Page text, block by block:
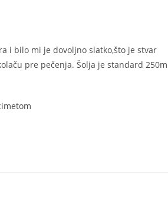
i bilo mi je dovoljno slatko,što je stvar
pre pečenja. Šolja je standard